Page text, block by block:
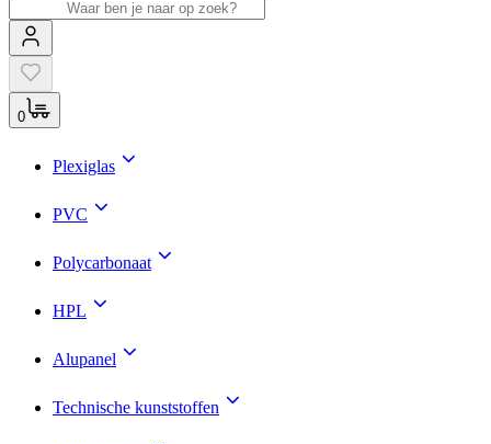
0
Plexiglas
PVC
Polycarbonaat
HPL
Alupanel
Technische kunststoffen